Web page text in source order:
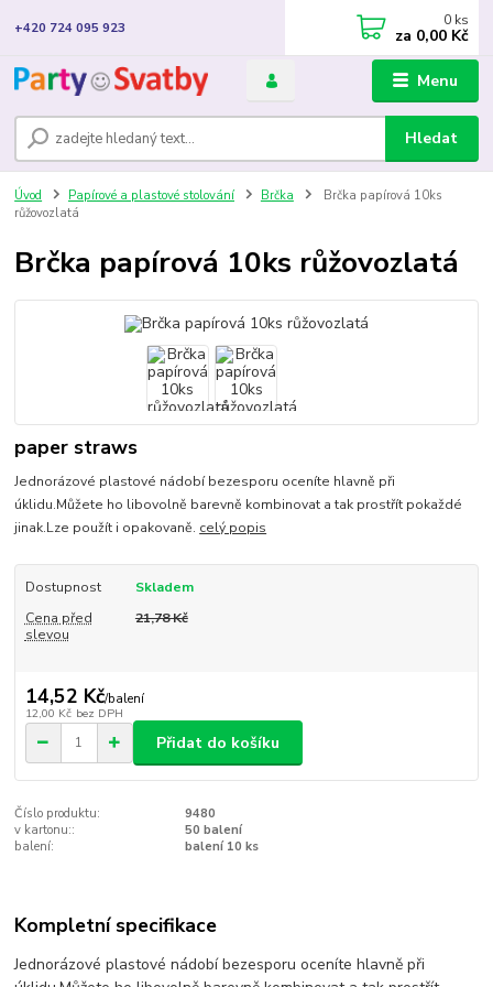
Menu
Hledat
+420 724 095 923 0 ks
za 0,00 Kč
Úvod Papírové a plastové stolování Brčka
Brčka papírová 10ks
růžovozlatá
Brčka papírová 10ks růžovozlatá
paper straws
Jednorázové plastové nádobí bezesporu oceníte hlavně při
úklidu.Můžete ho libovolně barevně kombinovat a tak prostřít pokaždé
jinak.Lze použít i opakovaně. celý popis
Dostupnost
Skladem
Cena před
slevou
21,78 Kč
14,52 Kč/balení
12,00 Kč bez DPH
Přidat do košíku
Číslo produktu:
9480
v kartonu::
50 balení
balení:
balení 10 ks
Kompletní specifikace
Jednorázové plastové nádobí bezesporu oceníte hlavně při